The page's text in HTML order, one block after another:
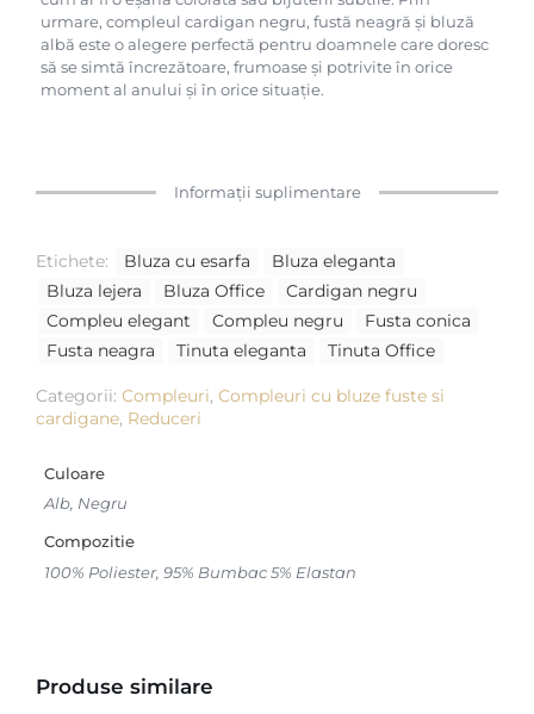
urmare, compleul cardigan negru, fustă neagră și bluză
albă este o alegere perfectă pentru doamnele care doresc
să se simtă încrezătoare, frumoase și potrivite în orice
moment al anului și în orice situație.
Informații suplimentare
Etichete: Bluza cu esarfa
Bluza eleganta
Bluza lejera
Bluza Office
Cardigan negru
Compleu elegant
Compleu negru
Fusta conica
Fusta neagra
Tinuta eleganta Tinuta Office
Categorii: Compleuri, Compleuri cu bluze fuste si
cardigane, Reduceri
Culoare
Alb, Negru
Compozitie
100% Poliester, 95% Bumbac 5% Elastan
Produse similare